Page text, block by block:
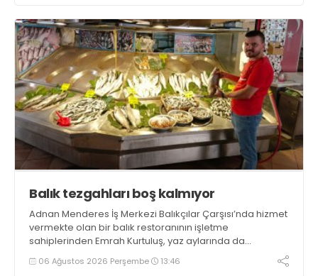
Balık tezgahları boş kalmıyor
Adnan Menderes İş Merkezi Balıkçılar Çarşısı’nda hizmet
vermekte olan bir balık restoranının işletme
sahiplerinden Emrah Kurtuluş, yaz aylarında da
tezgahlarda taze balık bulunduğunu ifade ederek “Yıl
boyunca tezgahlarda taze balık bulmak mümkün
06 Ağustos 2026 Perşembe 13:46